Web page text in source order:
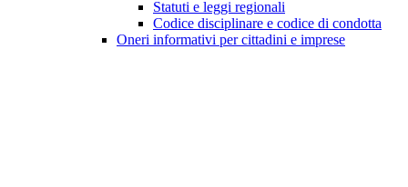
Statuti e leggi regionali
Codice disciplinare e codice di condotta
Oneri informativi per cittadini e imprese